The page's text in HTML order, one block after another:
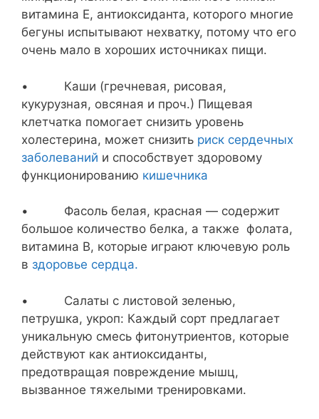
витамина Е, антиоксиданта, которого многие
бегуны испытывают нехватку, потому что его
очень мало в хороших источниках пищи.
• Каши (гречневая, рисовая,
кукурузная, овсяная и проч.) Пищевая
клетчатка помогает снизить уровень
холестерина, может снизить риск сердечных
заболеваний и способствует здоровому
функционированию кишечника
• Фасоль белая, красная — содержит
большое количество белка, а также фолата,
витамина B, которые играют ключевую роль
в здоровье сердца.
• Салаты с листовой зеленью,
петрушка, укроп: Каждый сорт предлагает
уникальную смесь фитонутриентов, которые
действуют как антиоксиданты,
предотвращая повреждение мышц,
вызванное тяжелыми тренировками.